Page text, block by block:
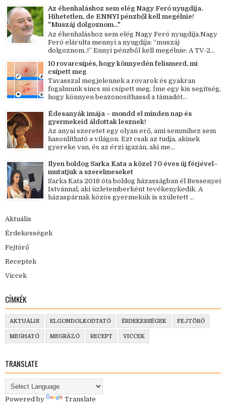
Az éhenhaláshoz sem elég Nagy Feró nyugdíja.
Hihetetlen, de ENNYI pénzből kell megélnie!
"Muszáj dolgoznom..."
Az éhenhaláshoz sem elég Nagy Feró nyugdíja.Nagy
Feró elárulta mennyi a nyugdíja: “muszáj
dolgoznom..!” Ennyi pénzből kell megélnie: A TV-2...
10 rovarcsípés, hogy könnyedén felismerd, mi
csípett meg
Tavasszal megjelennek a rovarok és gyakran
fogalmunk sincs mi csípett meg. Íme egy kis segítség,
hogy könnyen beazonosíthassd a támadót...
Édesanyák imája – mondd el minden nap és
gyermekeid áldottak lesznek!
Az anyai szeretet egy olyan erő, ami semmihez sem
hasonlítható a világon. Ezt csak az tudja, akinek
gyereke van, és az érzi igazán, aki me...
Ilyen boldog Sarka Kata a közel 70 éves új férjével–
mutatjuk a szerelmeseket
Sarka Kata 2018 óta boldog házasságban él Bessenyei
Istvánnal, aki üzletemberként tevékenykedik. A
házaspárnak közös gyermekük is született ...
Aktuális
Érdekességek
Fejtörő
Receptek
Viccek
CÍMKÉK
AKTUÁLIS ELGONDOLKODTATÓ ÉRDEKESSÉGEK FEJTÖRŐ
MEGHATÓ MEGRÁZÓ RECEPT VICCEK
TRANSLATE
Powered by Translate